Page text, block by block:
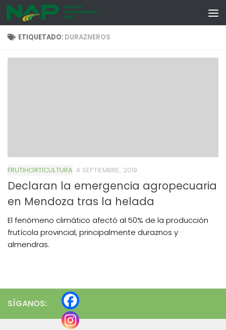
Skip to content
ETIQUETADO: DURAZNEROS
FRUTIHORTICULTURA 4 SEPTIEMBRE, 2019
Declaran la emergencia agropecuaria
en Mendoza tras la helada
El fenómeno climático afectó al 50% de la producción
frutícola provincial, principalmente duraznos y
almendras.
SÍGANOS: